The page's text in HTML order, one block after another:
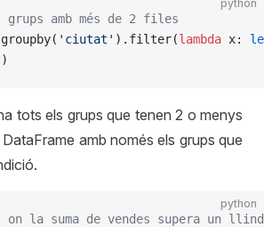
python
grups amb més de 2 files
'ciutat' ).filter(lambda x:
tots els grups que tenen 2 o menys
amb només els grups que
python
on la suma de vendes supera un